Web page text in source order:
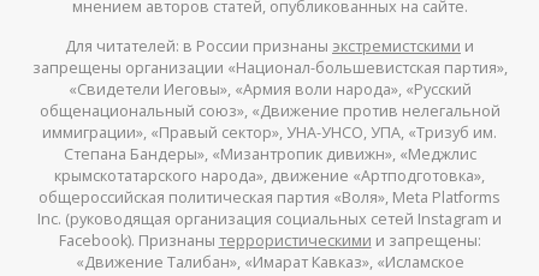
мнением авторов статей, опубликованных на сайте.
Для читателей: в России признаны экстремистскими и
запрещены организации «Национал-большевистская партия»,
«Свидетели Иеговы», «Армия воли народа», «Русский
общенациональный союз», «Движение против нелегальной
иммиграции», «Правый сектор», УНА-УНСО, УПА, «Тризуб им.
Степана Бандеры», «Мизантропик дивижн», «Меджлис
крымскотатарского народа», движение «Артподготовка»,
общероссийская политическая партия «Воля», Meta Platforms
Inc. (руководящая организация социальных сетей Instagram и
Facebook). Признаны террористическими и запрещены:
«Движение Талибан», «Имарат Кавказ», «Исламское